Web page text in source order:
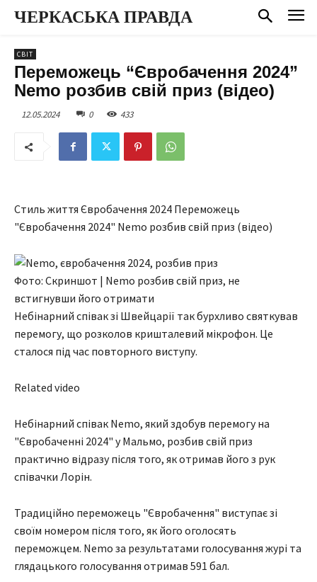
ЧЕРКАСЬКА ПРАВДА
СВІТ
Переможець “Євробачення 2024”
Nemo розбив свій приз (відео)
12.05.2024 0 433
Стиль життя Євробачення 2024 Переможець
"Євробачення 2024" Nemo розбив свій приз (відео)
Фото: Скриншот | Nemo розбив свій приз, не
встигнувши його отримати
Небінарний співак зі Швейцарії так бурхливо святкував
перемогу, що розколов кришталевий мікрофон. Це
сталося під час повторного виступу.
Related video
Небінарний співак Nemo, який здобув перемогу на
"Євробаченні 2024" у Мальмо, розбив свій приз
практично відразу після того, як отримав його з рук
співачки Лорін.
Традиційно переможець "Євробачення" виступає зі
своїм номером після того, як його оголосять
переможцем. Nemo за результатами голосування журі та
глядацького голосування отримав 591 бал.